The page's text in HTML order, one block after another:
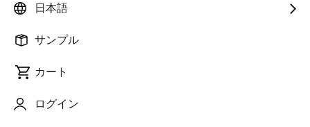
日本語
サンプル
カート
ログイン